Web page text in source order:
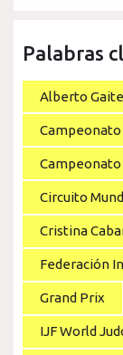
Palabras
Alberto
Campeonato
Circuito
Cristina
Federación
Grand Prix
IJF World